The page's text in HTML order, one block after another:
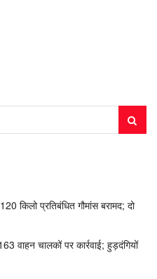
किलो प्रतिबंधित गौमांस बरामद; दो
वाहन चालकों पर कार्रवाई; हुड़दंगियों